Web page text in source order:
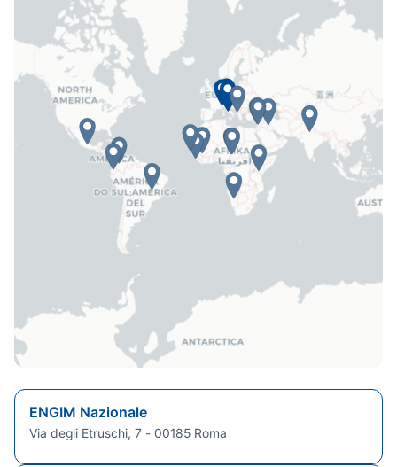
ENGIM Nazionale
Via degli Etruschi, 7 - 00185 Roma